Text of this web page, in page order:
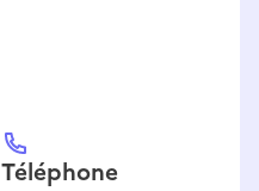
Téléphone